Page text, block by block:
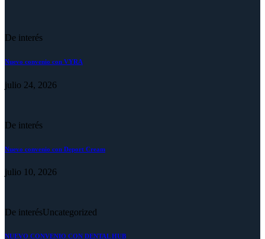
De interés
Nuevo convenio con VYRA
julio 24, 2026
De interés
Nuevo convenio con Deport Cream
julio 10, 2026
De interésUncategorized
NUEVO CONVENIO CON DENTAL HUB